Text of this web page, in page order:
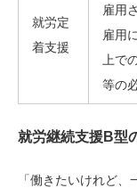
就労定
着支援
雇用
雇用
上で
等の
就労継続支援B型
「働きたいけれど